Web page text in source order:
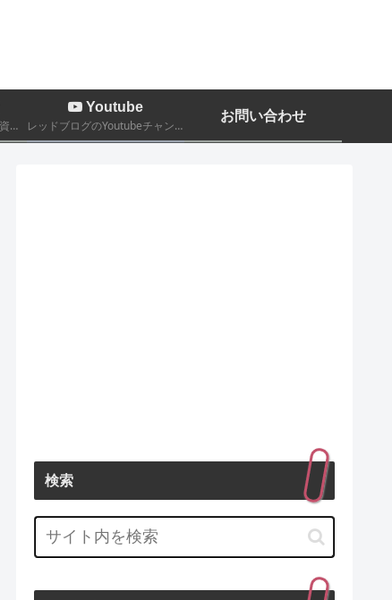
株、FX、暗号通貨などの投資関係についての記事
Youtube
レッドブログのYoutubeチャンネルです
お問い合わせ
検索